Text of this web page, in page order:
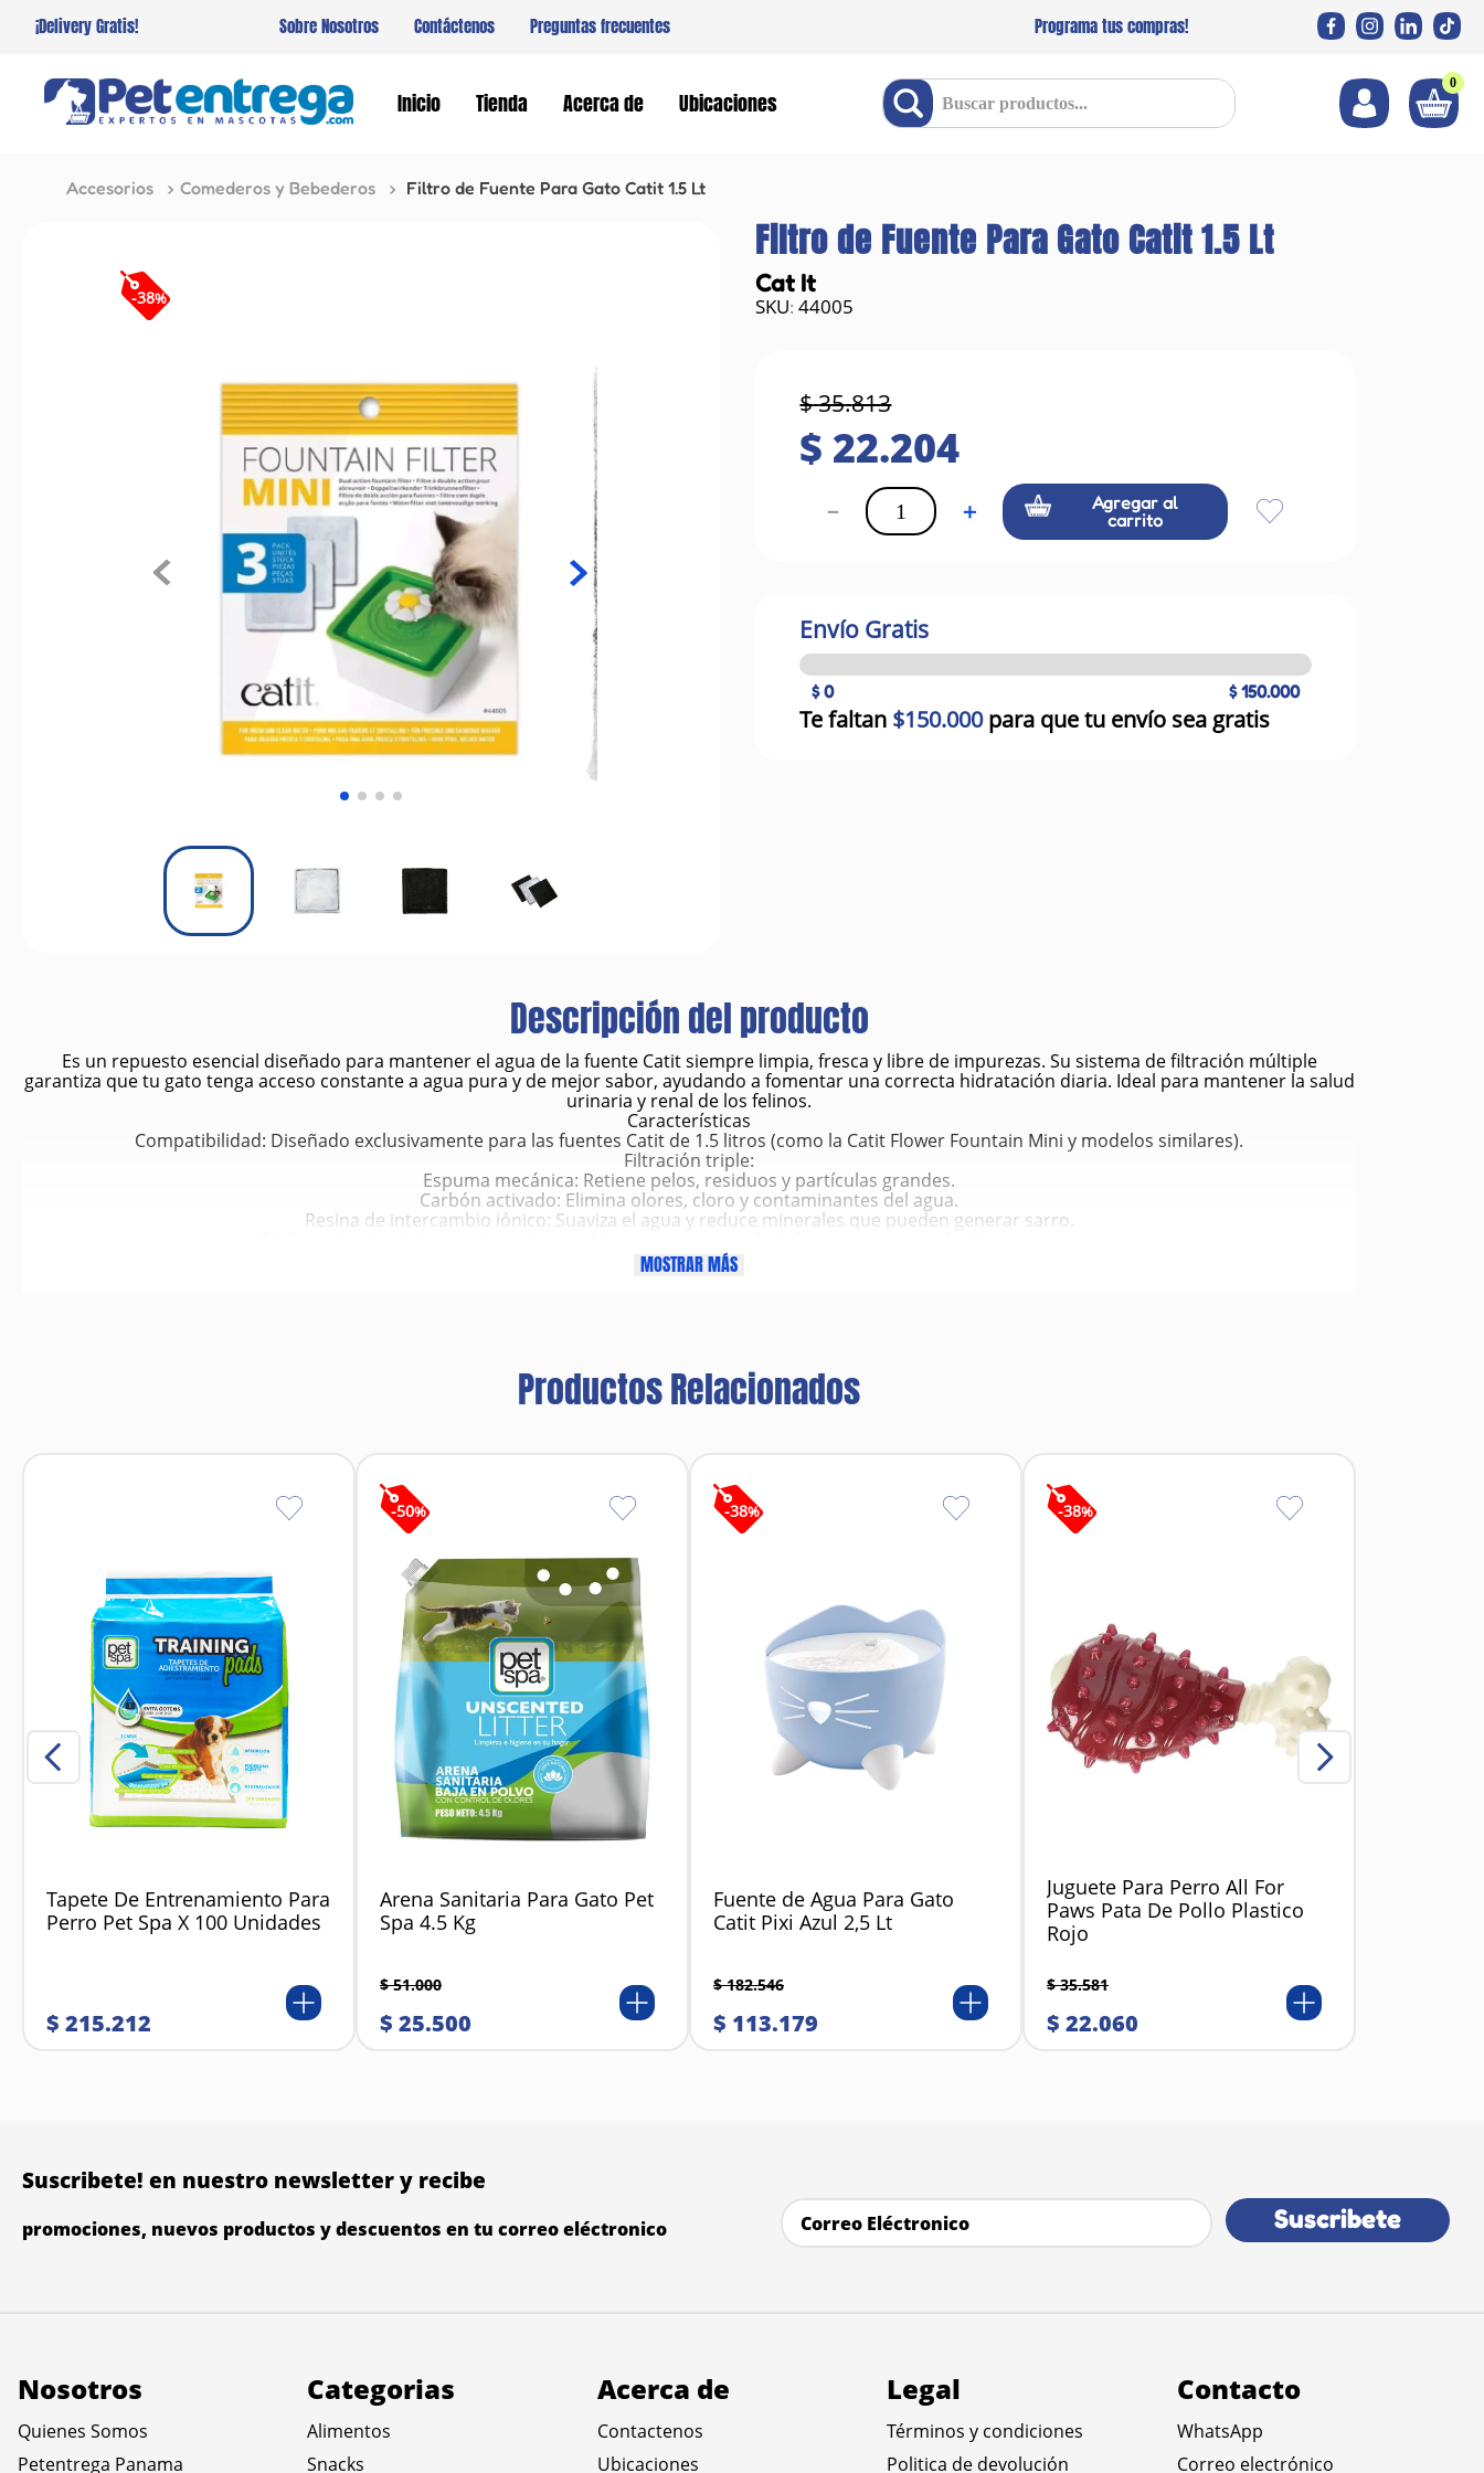
¡Delivery Gratis! Sobre Nosotros Contáctenos Preguntas frecuentes Programa tus compras!
Inicio Tienda Acerca de Ubicaciones
Buscar productos... 0
Accesorios Comederos y Bebederos Filtro de Fuente Para Gato Catit 1.5 Lt
-38%
Filtro de Fuente Para Gato Catit 1.5 Lt
Cat It
:44005
$35.813
$ 22.204
＋
－
Agregar al
carrito
Envío Gratis
$ 0 $ 150.000
Te faltan $150.000para que tu envío sea gratis
Descripción del producto
Es un repuesto esencial diseñado para mantener el agua de la fuente Catit siempre limpia, fresca y libre de impurezas. Su sistema de filtración múltiple
garantiza que tu gato tenga acceso constante a agua pura y de mejor sabor, ayudando a fomentar una correcta hidratación diaria. Ideal para mantener la salud
urinaria y renal de los felinos.
Características
Compatibilidad: Diseñado exclusivamente para las fuentes Catit de 1.5 litros (como la Catit Flower Fountain Mini y modelos similares).
Filtración triple:
Espuma mecánica: Retiene pelos, residuos y partículas grandes.
Carbón activado: Elimina olores, cloro y contaminantes del agua.
Resina de intercambio iónico: Suaviza el agua y reduce minerales que pueden generar sarro.
Durabilidad: Cada filtro ofrece un rendimiento óptimo de hasta 3 a 4 semanas, dependiendo del uso y la calidad del agua.
Materiales seguros y no tóxicos: Fabricado con componentes aptos para el contacto con alimentos y animales.
Estimula a los gatos a beber más agua, ayudando a prevenir enfermedades renales.
Aumenta la vida útil de la bomba al evitar obstrucciones por residuos.
Carbón activado de coco natural
Resina de intercambio iónico de grado alimenticio
MOSTRAR MÁS
Productos Relacionados
Tapete De Entrenamiento Para
Perro Pet Spa X 100 Unidades
$ 215.212
-50%
Arena Sanitaria Para Gato Pet
Spa 4.5 Kg
$ 51.000
$ 25.500
-38%
Fuente de Agua Para Gato
Catit Pixi Azul 2,5 Lt
$ 182.546
$ 113.179
-38%
Juguete Para Perro All For
Paws Pata De Pollo Plastico
Rojo
$ 35.581
$ 22.060
Suscribete! en nuestro newsletter y recibe
promociones, nuevos productos y descuentos en tu correo eléctronico Suscribete
Nosotros
Quienes Somos
Petentrega Panama
Categorias
Alimentos
Snacks
Acerca de
Contactenos
Ubicaciones
Legal
Términos y condiciones
Politica de devolución
Contacto
WhatsApp
Correo electrónico